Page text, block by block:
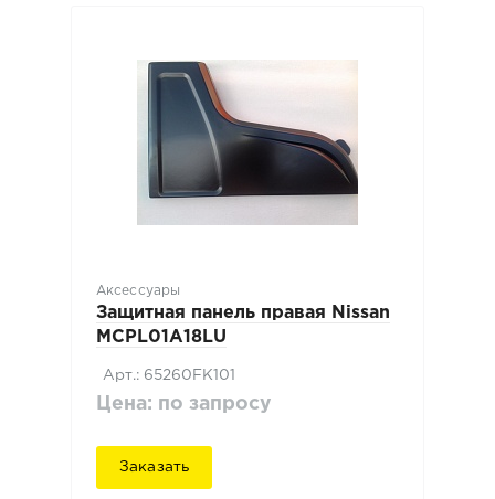
Аксессуары
Защитная панель правая Nissan
MCPL01A18LU
Арт.: 65260FK101
Цена: по запросу
Заказать